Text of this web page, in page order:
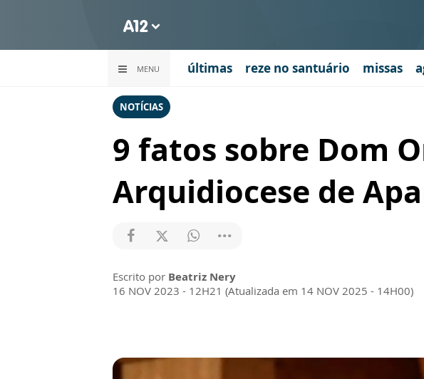
MENU últimas reze no santuário missas
NOTÍCIAS
9 fatos sobre Dom
Arquidiocese de
Escrito por Beatriz Nery
16 NOV 2023 - 12H21 (Atualizada em 14 NOV 2025 - 14H00)